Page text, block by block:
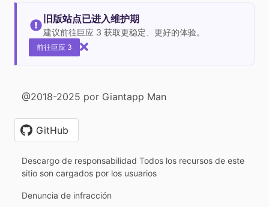
旧版站点已进入维护期
建议前往巨应 3 获取更稳定、更好的体验。
前往巨应 3
@2018-2025 por Giantapp Man
GitHub
Descargo de responsabilidad Todos los recursos de este
sitio son cargados por los usuarios
Denuncia de infracción